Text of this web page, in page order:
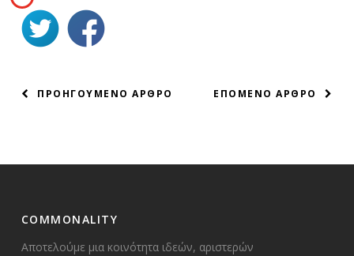
ΠΛΟΗΓΗΣΗ
ΕΠΟΜΕΝΟ ΑΡΘΡΟ
ΠΡΟΗΓΟΥΜΕΝΟ ΑΡΘΡΟ
COMMONALITY
Αποτελούμε μια κοινότητα ιδεών, αριστερών